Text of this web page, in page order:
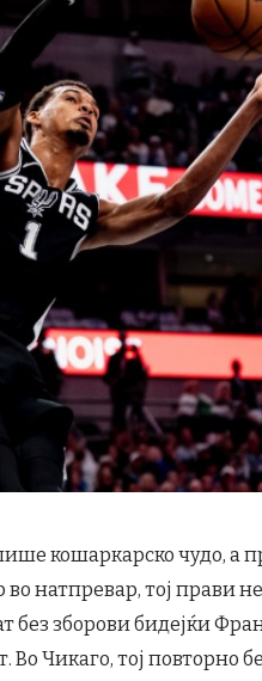
кошаркарско чудо, а
натпревар, тој прави
без зборови бидејќи
Во Чикаго, тој повторно